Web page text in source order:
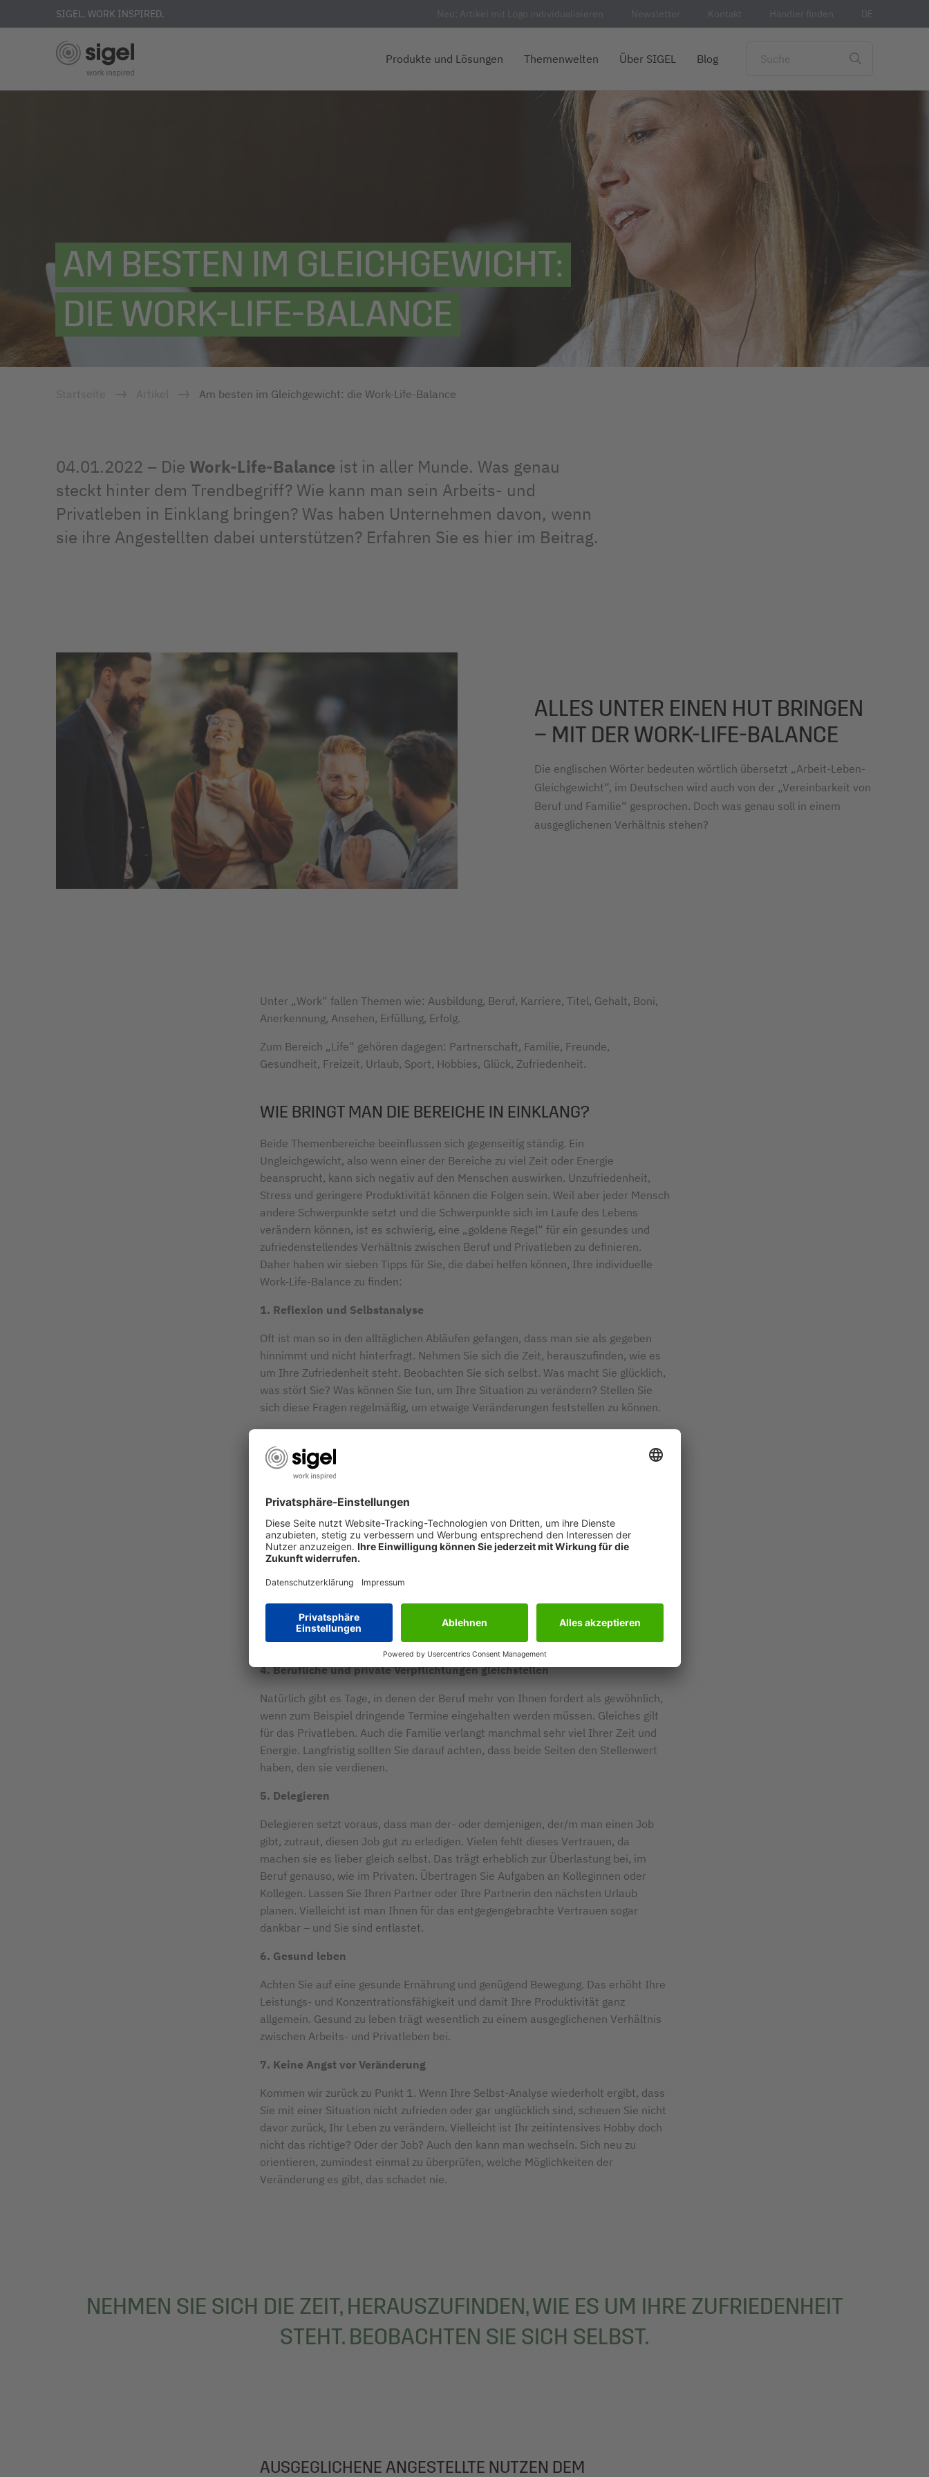
SIGEL. WORK INSPIRED. Neu: Artikel mit Logo individualisieren Newsletter Kontakt Händler finden DE
Produkte und Lösungen Themenwelten Über SIGEL Blog
AM BESTEN IM GLEICHGEWICHT:
DIE WORK-LIFE-BALANCE
Startseite Artikel Am besten im Gleichgewicht: die Work-Life-Balance
04.01.2022 – Die Work-Life-Balance ist in aller Munde. Was genau
steckt hinter dem Trendbegriff? Wie kann man sein Arbeits- und
Privatleben in Einklang bringen? Was haben Unternehmen davon, wenn
sie ihre Angestellten dabei unterstützen? Erfahren Sie es hier im Beitrag.
ALLES UNTER EINEN HUT BRINGEN
– MIT DER WORK-LIFE-BALANCE
Die englischen Wörter bedeuten wörtlich übersetzt „Arbeit-Leben-
Gleichgewicht“, im Deutschen wird auch von der „Vereinbarkeit von
Beruf und Familie“ gesprochen. Doch was genau soll in einem
ausgeglichenen Verhältnis stehen?
Unter „Work“ fallen Themen wie: Ausbildung, Beruf, Karriere, Titel, Gehalt, Boni,
Anerkennung, Ansehen, Erfüllung, Erfolg.
Zum Bereich „Life“ gehören dagegen: Partnerschaft, Familie, Freunde,
Gesundheit, Freizeit, Urlaub, Sport, Hobbies, Glück, Zufriedenheit.
WIE BRINGT MAN DIE BEREICHE IN EINKLANG?
Beide Themenbereiche beeinflussen sich gegenseitig ständig. Ein
Ungleichgewicht, also wenn einer der Bereiche zu viel Zeit oder Energie
beansprucht, kann sich negativ auf den Menschen auswirken. Unzufriedenheit,
Stress und geringere Produktivität können die Folgen sein. Weil aber jeder Mensch
andere Schwerpunkte setzt und die Schwerpunkte sich im Laufe des Lebens
verändern können, ist es schwierig, eine „goldene Regel“ für ein gesundes und
zufriedenstellendes Verhältnis zwischen Beruf und Privatleben zu definieren.
Daher haben wir sieben Tipps für Sie, die dabei helfen können, Ihre individuelle
Work-Life-Balance zu finden:
1. Reflexion und Selbstanalyse
Oft ist man so in den alltäglichen Abläufen gefangen, dass man sie als gegeben
hinnimmt und nicht hinterfragt. Nehmen Sie sich die Zeit, herauszufinden, wie es
um Ihre Zufriedenheit steht. Beobachten Sie sich selbst. Was macht Sie glücklich,
was stört Sie? Was können Sie tun, um Ihre Situation zu verändern? Stellen Sie
sich diese Fragen regelmäßig, um etwaige Veränderungen feststellen zu können.
Manchmal liegt es einfach am Zeit-Management, dass das Verhältnis zwischen
Arbeit und Privatleben in Schieflage gerät. Planen Sie im Vorfeld, wie viel Zeit Sie
sich für welche Aufgabe geben. So können Sie eine Überlastung und unnötigen
3. Realistische Ziele setzen
Wenn Ihre Ziele allerdings zu schwer zu erreichen sind, überfordern Sie sich nur
selbst. Checken Sie, ob Ihre beruflichen und privaten Ziele auch schaffbar sind,
strukturieren Sie sie gegebenenfalls in einfachere Teilziele und machen Sie sich
dann daran, sie zu erfüllen.
4. Berufliche und private Verpflichtungen gleichstellen
Natürlich gibt es Tage, in denen der Beruf mehr von Ihnen fordert als gewöhnlich,
wenn zum Beispiel dringende Termine eingehalten werden müssen. Gleiches gilt
für das Privatleben. Auch die Familie verlangt manchmal sehr viel Ihrer Zeit und
Energie. Langfristig sollten Sie darauf achten, dass beide Seiten den Stellenwert
haben, den sie verdienen.
5. Delegieren
Delegieren setzt voraus, dass man der- oder demjenigen, der/m man einen Job
gibt, zutraut, diesen Job gut zu erledigen. Vielen fehlt dieses Vertrauen, da
machen sie es lieber gleich selbst. Das trägt erheblich zur Überlastung bei, im
Beruf genauso, wie im Privaten. Übertragen Sie Aufgaben an Kolleginnen oder
Kollegen. Lassen Sie Ihren Partner oder Ihre Partnerin den nächsten Urlaub
planen. Vielleicht ist man Ihnen für das entgegengebrachte Vertrauen sogar
dankbar – und Sie sind entlastet.
6. Gesund leben
Achten Sie auf eine gesunde Ernährung und genügend Bewegung. Das erhöht Ihre
Leistungs- und Konzentrationsfähigkeit und damit Ihre Produktivität ganz
allgemein. Gesund zu leben trägt wesentlich zu einem ausgeglichenen Verhältnis
zwischen Arbeits- und Privatleben bei.
7. Keine Angst vor Veränderung
Kommen wir zurück zu Punkt 1. Wenn Ihre Selbst-Analyse wiederholt ergibt, dass
Sie mit einer Situation nicht zufrieden oder gar unglücklich sind, scheuen Sie nicht
davor zurück, Ihr Leben zu verändern. Vielleicht ist Ihr zeitintensives Hobby doch
nicht das richtige? Oder der Job? Auch den kann man wechseln. Sich neu zu
orientieren, zumindest einmal zu überprüfen, welche Möglichkeiten der
Veränderung es gibt, das schadet nie.
NEHMEN SIE SICH DIE ZEIT, HERAUSZUFINDEN, WIE ES UM IHRE ZUFRIEDENHEIT
STEHT. BEOBACHTEN SIE SICH SELBST.
AUSGEGLICHENE ANGESTELLTE NUTZEN DEM